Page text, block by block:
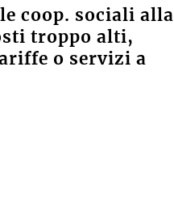
coop. sociali alla
troppo alti,
o servizi a